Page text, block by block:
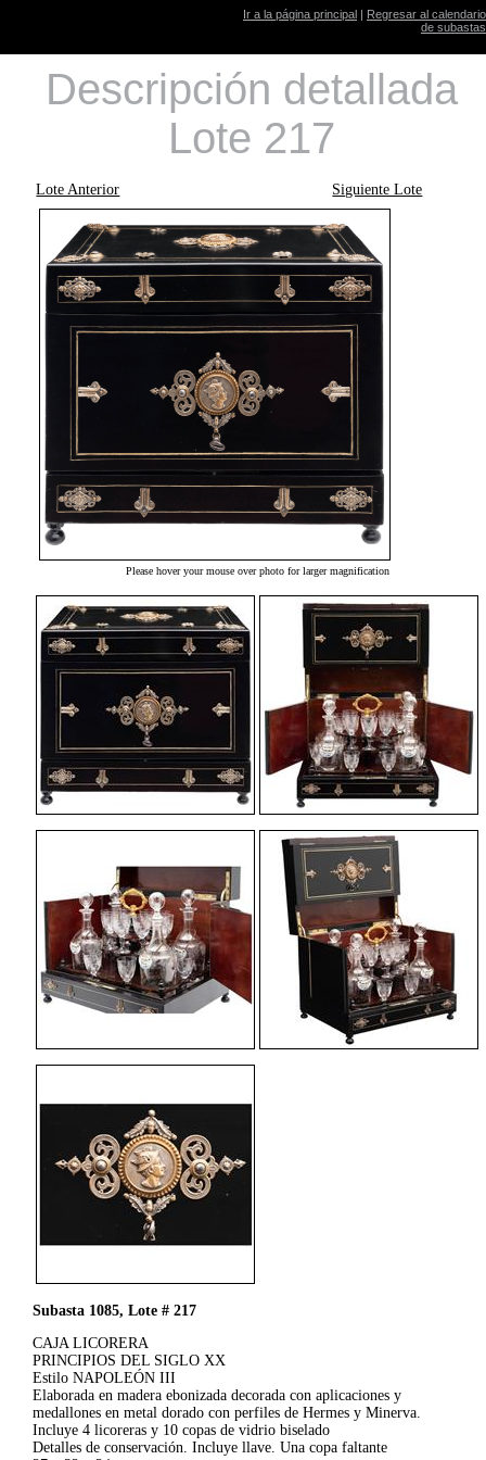
Ir a la página principal | Regresar al calendario
de subastas
Descripción detallada
Lote 217
Lote Anterior Siguiente Lote
Please hover your mouse over photo for larger magnification
Subasta 1085, Lote # 217
CAJA LICORERA
PRINCIPIOS DEL SIGLO XX
Estilo NAPOLEÓN III
Elaborada en madera ebonizada decorada con aplicaciones y
medallones en metal dorado con perfiles de Hermes y Minerva.
Incluye 4 licoreras y 10 copas de vidrio biselado
Detalles de conservación. Incluye llave. Una copa faltante